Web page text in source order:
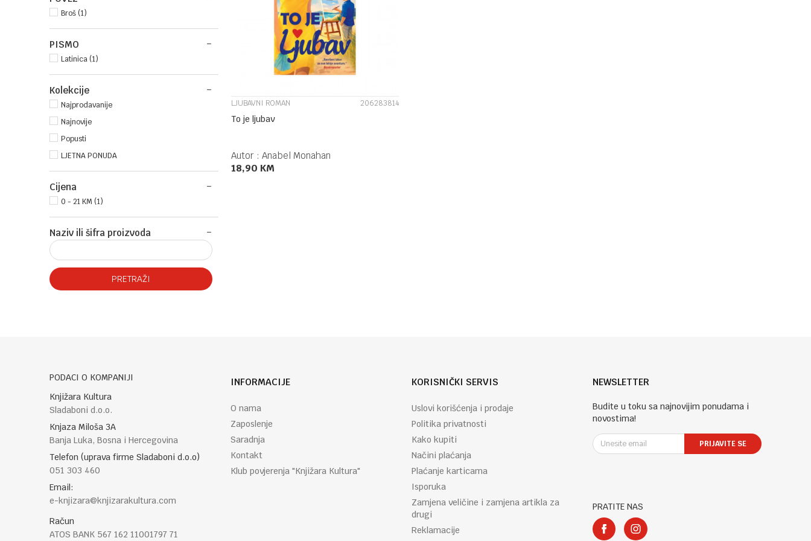
Broš (1)
PISMO
Latinica (1)
Kolekcije
Najprodavanije
Najnovije
Popusti
LJETNA PONUDA
Cijena
0 - 21 KM (1)
Naziv ili šifra proizvoda
PRETRAŽI
UPOREDI
LJUBAVNI ROMAN 206283814
To je ljubav
Autor : Anabel Monahan
18,90 KM
PODACI O KOMPANIJI
Knjižara Kultura
Sladaboni d.o.o.
Knjaza Miloša 3A
Banja Luka, Bosna i Hercegovina
Telefon (uprava firme Sladaboni d.o.o)
051 303 460
Email:
e-knjizara@knjizarakultura.com
Račun
ATOS BANK 567 162 11001797 71
INFORMACIJE
O nama
Zaposlenje
Saradnja
Kontakt
Klub povjerenja "Knjižara Kultura"
KORISNIČKI SERVIS
Uslovi korišćenja i prodaje
Politika privatnosti
Kako kupiti
Načini plaćanja
Plaćanje karticama
Isporuka
Zamjena veličine i zamjena artikla za
drugi
Reklamacije
NEWSLETTER
Budite u toku sa najnovijim ponudama i
novostima!
PRIJAVITE SE
PRATITE NAS